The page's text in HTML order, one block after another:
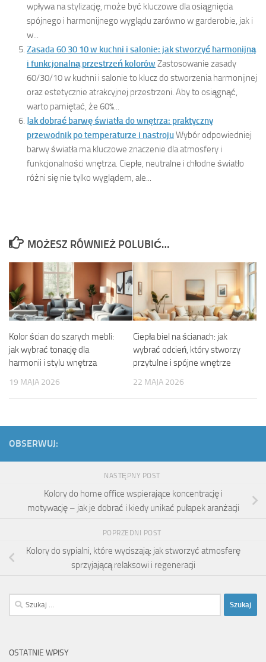
wpływa na stylizację, może być kluczowe dla osiągnięcia
spójnego i harmonijnego wyglądu zarówno w garderobie, jak i
w...
Zasada 60 30 10 w kuchni i salonie: jak stworzyć harmonijną
i funkcjonalną przestrzeń kolorów Zastosowanie zasady
60/30/10 w kuchni i salonie to klucz do stworzenia harmonijnej
oraz estetycznie atrakcyjnej przestrzeni. Aby to osiągnąć,
warto pamiętać, że 60%...
Jak dobrać barwę światła do wnętrza: praktyczny
przewodnik po temperaturze i nastrojuWybór odpowiedniej
barwy światła ma kluczowe znaczenie dla atmosfery i
funkcjonalności wnętrza. Ciepłe, neutralne i chłodne światło
różni się nie tylko wyglądem, ale...
MOŻESZ RÓWNIEŻ POLUBIĆ…
Kolor ścian do szarych mebli:
jak wybrać tonację dla
harmonii i stylu wnętrza
19 MAJA 2026
Ciepła biel na ścianach: jak
wybrać odcień, który stworzy
przytulne i spójne wnętrze
22 MAJA 2026
OBSERWUJ:
NASTĘPNY POST
Kolory do home office wspierające koncentrację i
motywację – jak je dobrać i kiedy unikać pułapek aranżacji
POPRZEDNI POST
Kolory do sypialni, które wyciszają: jak stworzyć atmosferę
sprzyjającą relaksowi i regeneracji
Szukaj:
OSTATNIE WPISY